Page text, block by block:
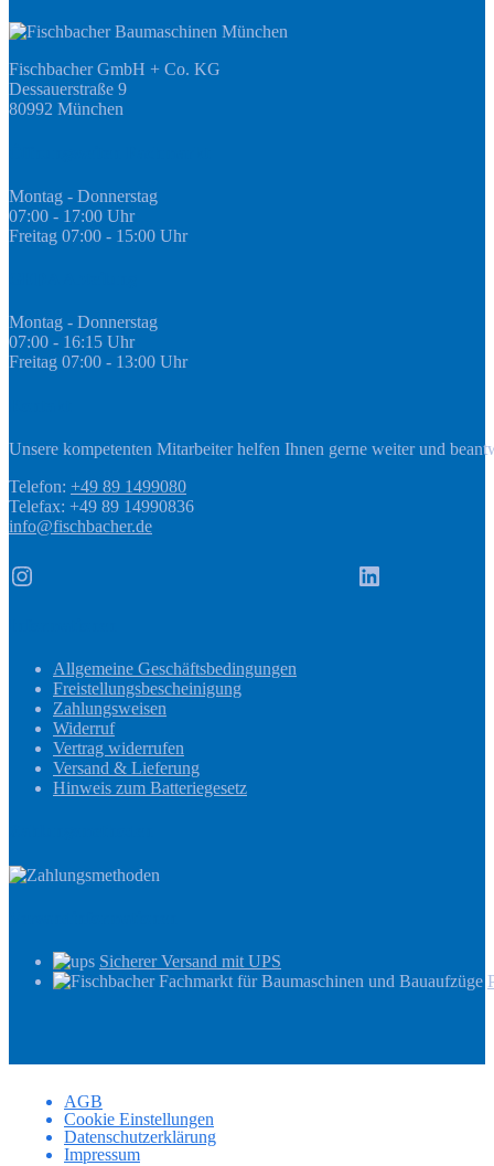
Fischbacher GmbH + Co. KG
Dessauerstraße 9
80992 München
Montag - Donnerstag
07:00 - 17:00 Uhr
Freitag 07:00 - 15:00 Uhr
Montag - Donnerstag
07:00 - 16:15 Uhr
Freitag 07:00 - 13:00 Uhr
Unsere kompetenten Mitarbeiter helfen Ihnen gerne weiter und
Telefon: +49 89 1499080
Telefax: +49 89 14990836
info@fischbacher.de
Instagram LinkedIn
Allgemeine Geschäftsbedingungen
Freistellungsbescheinigung
Zahlungsweisen
Widerruf
Vertrag widerrufen
Versand & Lieferung
Hinweis zum Batteriegesetz
Sicherer Versand mit UPS
AGB
Cookie Einstellungen
Datenschutzerklärung
Impressum